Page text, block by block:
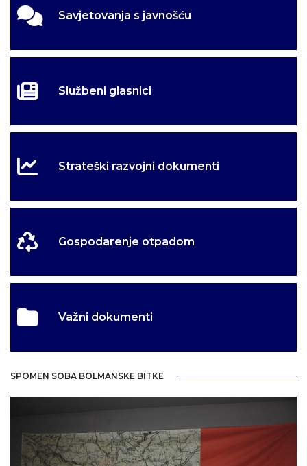
Savjetovanja s javnošću
Službeni glasnici
Strateški razvojni dokumenti
Gospodarenje otpadom
Važni dokumenti
SPOMEN SOBA BOLMANSKE BITKE